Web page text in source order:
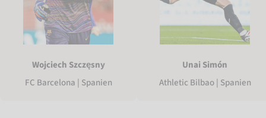
Wojciech Szczęsny
FC Barcelona | Spanien
Unai Simón
Athletic Bilbao | Spanien